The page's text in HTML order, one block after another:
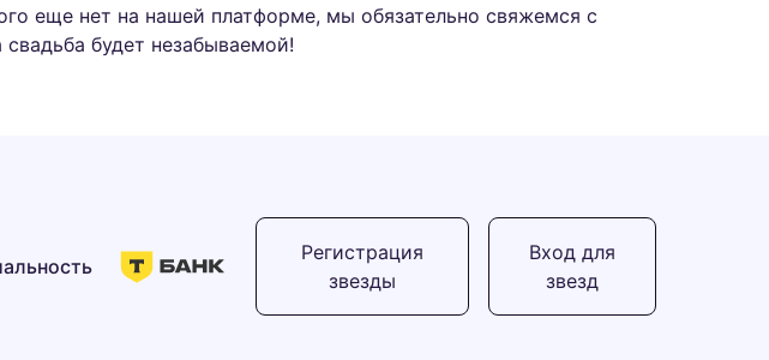
еще нет на нашей платформе, мы обязательно свяжемся с
будет незабываемой!
Регистрация
звезды
Вход для
звезд